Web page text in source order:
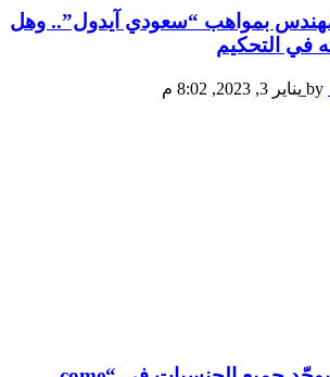
بمواهب “سعودي آيدول”.. وهل
في التحكيم
by يناير 3, 2023, 8:02 م